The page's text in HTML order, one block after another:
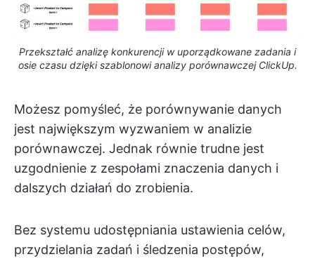
Przekształć analizę konkurencji w uporządkowane zadania i
osie czasu dzięki szablonowi analizy porównawczej ClickUp.
Możesz pomyśleć, że porównywanie danych
jest największym wyzwaniem w analizie
porównawczej. Jednak równie trudne jest
uzgodnienie z zespołami znaczenia danych i
dalszych działań do zrobienia.
Bez systemu udostępniania ustawienia celów,
przydzielania zadań i śledzenia postępów,